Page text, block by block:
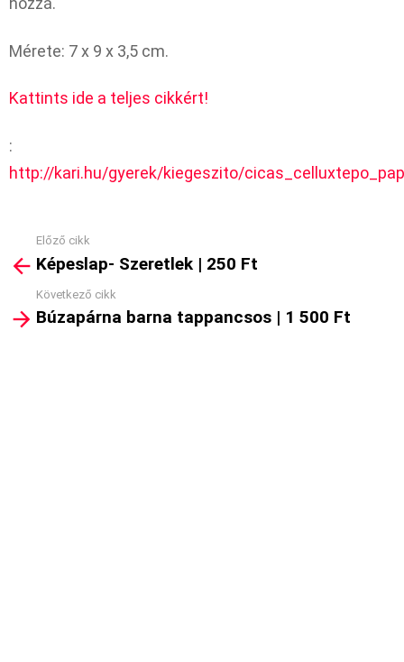
Mérete: 7 x 9 x 3,5 cm.
Kattints ide a teljes cikkért!
:
http://kari.hu/gyerek/kiegeszito/
more
Előző cikk
Képeslap- Szeretlek | 250 Ft
Következő cikk
Búzapárna barna tappancsos | 1 500 Ft